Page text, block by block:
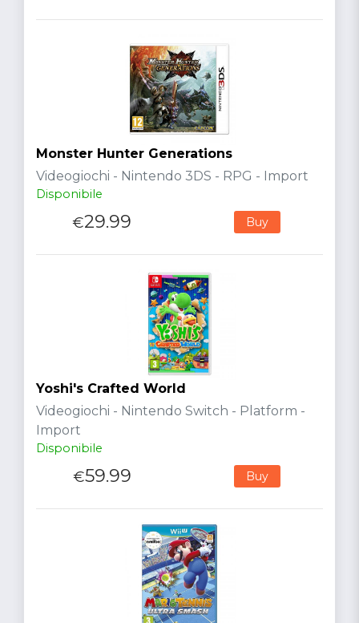
Monster Hunter Generations
Videogiochi - Nintendo 3DS - RPG - Import
Disponibile
€29.99 Buy
Yoshi's Crafted World
Videogiochi - Nintendo Switch - Platform -
Import
Disponibile
€59.99 Buy